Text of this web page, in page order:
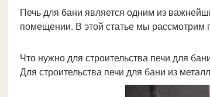
Печь для бани является одним из
помещении. В этой статье мы рассмотрим
Что нужно для строительства печи для
Для строительства печи для бани из